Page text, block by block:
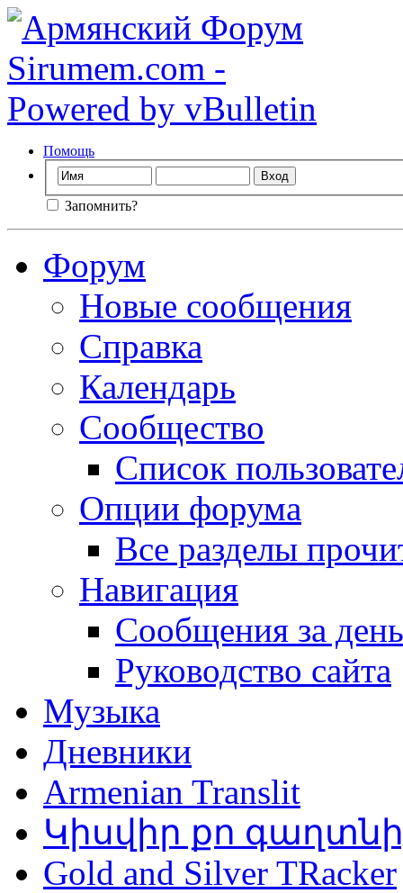
Помощь
Запомнить?
Форум
Новые сообщения
Справка
Календарь
Сообщество
Список
Опции форума
Все разделы
Навигация
Сообщения за день
Руководство сайта
Музыка
Дневники
Armenian Translit
Կիսվիր քո
Gold and Silver TRacker